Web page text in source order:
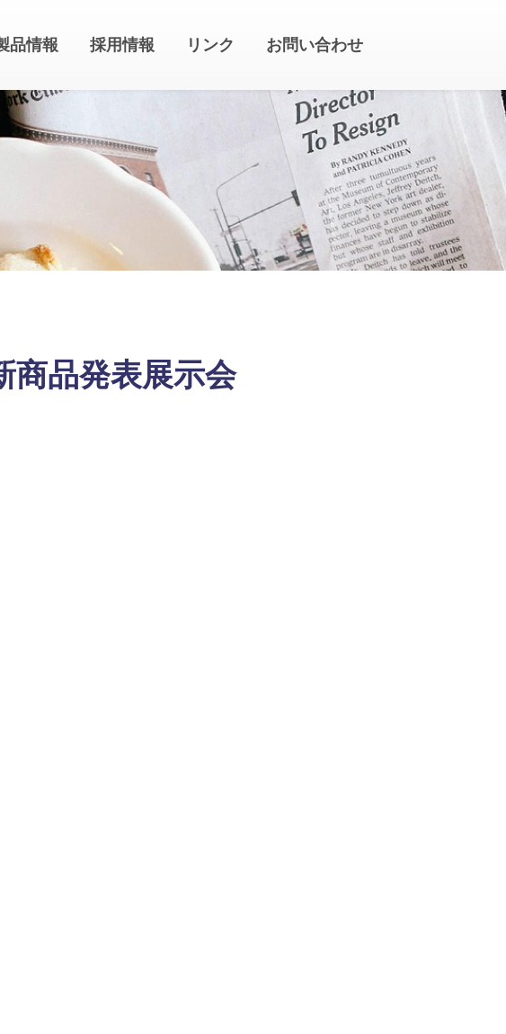
品情報 採用情報 リンク お問い合わせ
商品発表展示会